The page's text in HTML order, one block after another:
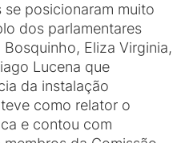
posicionaram muito
dos parlamentares
Eliza Virginia,
Lucena que
da instalação
como relator o
e contou com